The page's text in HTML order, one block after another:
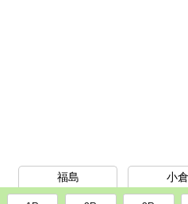
福島 小倉